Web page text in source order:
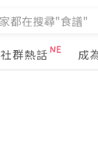
社群熱話 成